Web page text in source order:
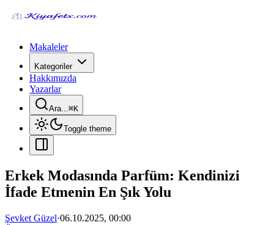
Makaleler
Kategoriler
Hakkımızda
Yazarlar
Ara...⌘K
Toggle theme
Erkek Modasında Parfüm: Kendinizi
İfade Etmenin En Şık Yolu
Şevket Güzel·06.10.2025, 00:00